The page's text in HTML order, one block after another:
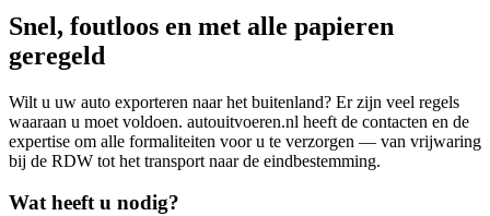
Snel, foutloos en met alle papieren
geregeld
Wilt u uw auto exporteren naar het buitenland? Er zijn veel regels
waaraan u moet voldoen. autouitvoeren.nl heeft de contacten en de
expertise om alle formaliteiten voor u te verzorgen — van vrijwaring
bij de RDW tot het transport naar de eindbestemming.
Wat heeft u nodig?